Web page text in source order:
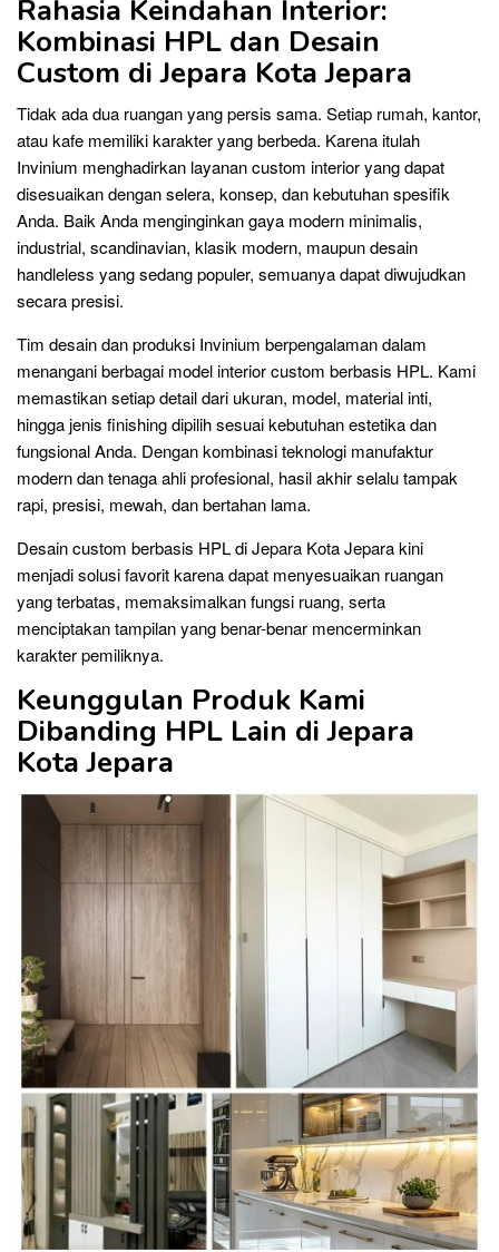
Rahasia Keindahan Interior:
Kombinasi HPL dan Desain
Custom di Jepara Kota Jepara
Tidak ada dua ruangan yang persis sama. Setiap rumah, kantor,
atau kafe memiliki karakter yang berbeda. Karena itulah
Invinium menghadirkan layanan custom interior yang dapat
disesuaikan dengan selera, konsep, dan kebutuhan spesifik
Anda. Baik Anda menginginkan gaya modern minimalis,
industrial, scandinavian, klasik modern, maupun desain
handleless yang sedang populer, semuanya dapat diwujudkan
secara presisi.
Tim desain dan produksi Invinium berpengalaman dalam
menangani berbagai model interior custom berbasis HPL. Kami
memastikan setiap detail dari ukuran, model, material inti,
hingga jenis finishing dipilih sesuai kebutuhan estetika dan
fungsional Anda. Dengan kombinasi teknologi manufaktur
modern dan tenaga ahli profesional, hasil akhir selalu tampak
rapi, presisi, mewah, dan bertahan lama.
Desain custom berbasis HPL di Jepara Kota Jepara kini
menjadi solusi favorit karena dapat menyesuaikan ruangan
yang terbatas, memaksimalkan fungsi ruang, serta
menciptakan tampilan yang benar-benar mencerminkan
karakter pemiliknya.
Keunggulan Produk Kami
Dibanding HPL Lain di Jepara
Kota Jepara